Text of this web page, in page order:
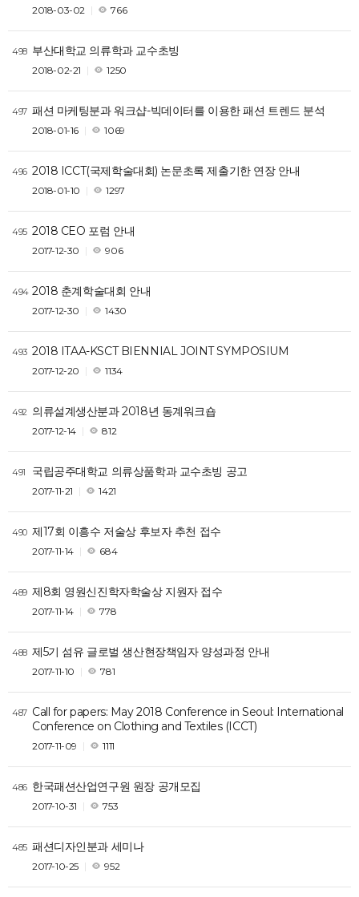
2018-03-02 766
498 부산대학교 의류학과 교수초빙
2018-02-21 1250
497 패션 마케팅분과 워크샵-빅데이터를 이용한 패션 트렌드 분석
2018-01-16 1069
496 2018 ICCT(국제학술대회) 논문초록 제출기한 연장 안내
2018-01-10 1297
495 2018 CEO 포럼 안내
2017-12-30 906
494 2018 춘계학술대회 안내
2017-12-30 1430
493 2018 ITAA-KSCT BIENNIAL JOINT SYMPOSIUM
2017-12-20 1134
492 의류설계생산분과 2018년 동계워크숍
2017-12-14 812
491 국립공주대학교 의류상품학과 교수초빙 공고
2017-11-21 1421
490 제17회 이흥수 저술상 후보자 추천 접수
2017-11-14 684
489 제8회 영원신진학자학술상 지원자 접수
2017-11-14 778
488 제5기 섬유 글로벌 생산현장책임자 양성과정 안내
2017-11-10 781
487 Call for papers: May 2018 Conference in Seoul: International
Conference on Clothing and Textiles (ICCT)
2017-11-09 1111
486 한국패션산업연구원 원장 공개모집
2017-10-31 753
485 패션디자인분과 세미나
2017-10-25 952